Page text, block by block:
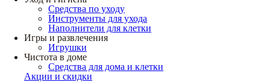
Средства по уходу
Инструменты для ухода
Наполнители для клетки
Игры и развлечения
Игрушки
Чистота в доме
Средства для дома и клетки
Акции и скидки